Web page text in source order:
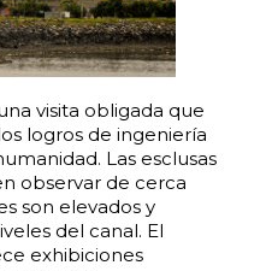
visita obligada que
logros de ingeniería
Las esclusas
observar de cerca
son elevados y
del canal. El
exhibiciones